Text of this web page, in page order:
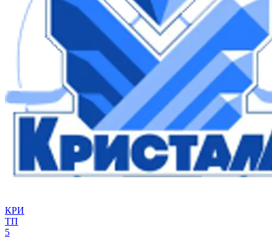
КРИ
ТП
5